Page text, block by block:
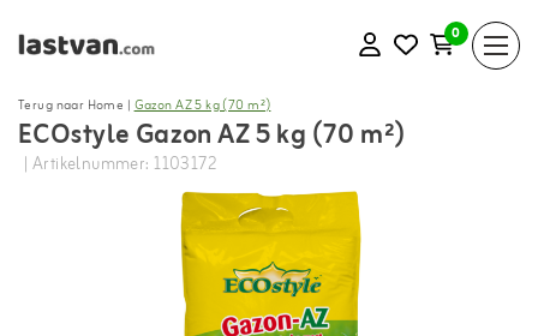
0
Terug naar Home |Gazon AZ 5 kg (70 m²)
ECOstyle Gazon AZ 5 kg (70 m²)
| Artikelnummer: 1103172